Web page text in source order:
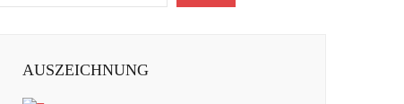
AUSZEICHNUNG